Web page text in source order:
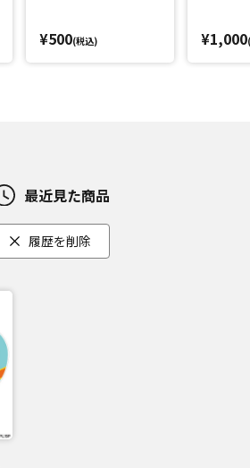
¥500(税込) ¥1,000
最近見た商品
履歴を削除